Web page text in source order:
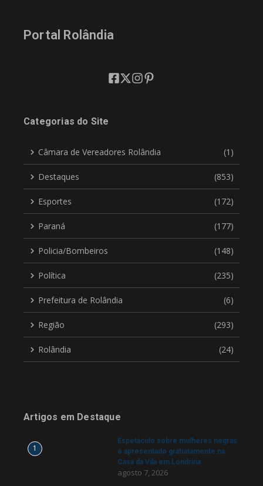
Portal Rolândia
Categorias do Site
Câmara de Vereadores Rolândia (1)
Destaques (853)
Esportes (172)
Paraná (177)
Policia/Bombeiros (148)
Política (235)
Prefeitura de Rolândia (6)
Região (293)
Rolândia (24)
Artigos em Destaque
1
Espetáculo sobre mulheres negras
é apresentado gratuitamente na
Casa da Vila em Londrina
agosto 7, 2026